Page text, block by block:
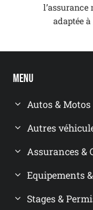
adaptée à
Menu
Autos & Motos
Autres
Assurances &
Equipements
Stages &